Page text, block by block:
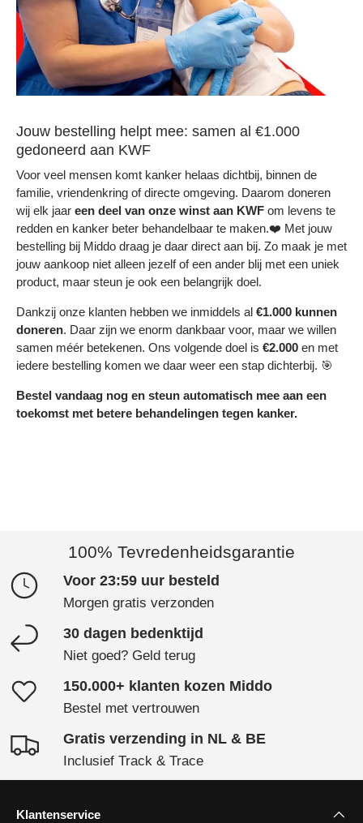
Jouw bestelling helpt mee: samen al €1.000
gedoneerd aan KWF
Voor veel mensen komt kanker helaas dichtbij, binnen de
familie, vriendenkring of directe omgeving. Daarom doneren
wij elk jaar een deel van onze winst aan KWF om levens te
redden en kanker beter behandelbaar te maken.❤️ Met jouw
bestelling bij Middo draag je daar direct aan bij. Zo maak je met
jouw aankoop niet alleen jezelf of een ander blij met een uniek
product, maar steun je ook een belangrijk doel.
Dankzij onze klanten hebben we inmiddels al €1.000 kunnen
doneren. Daar zijn we enorm dankbaar voor, maar we willen
samen méér betekenen. Ons volgende doel is €2.000 en met
iedere bestelling komen we daar weer een stap dichterbij. 🎯
Bestel vandaag nog en steun automatisch mee aan een
toekomst met betere behandelingen tegen kanker.
100% Tevredenheidsgarantie
Voor 23:59 uur besteld
Morgen gratis verzonden
30 dagen bedenktijd
Niet goed? Geld terug
150.000+ klanten kozen Middo
Bestel met vertrouwen
Gratis verzending in NL & BE
Inclusief Track & Trace
Klantenservice